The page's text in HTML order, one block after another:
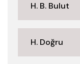
H. B. Bulut
H. Doğru